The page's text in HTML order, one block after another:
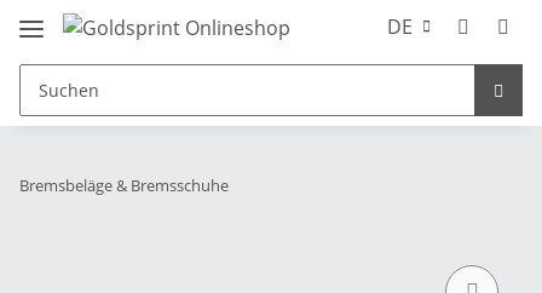
DE
Bremsbeläge & Bremsschuhe